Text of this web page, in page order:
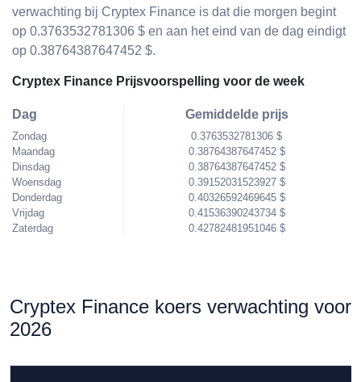
verwachting bij Cryptex Finance is dat die morgen begint
op 0.3763532781306 $ en aan het eind van de dag eindigt
op 0.38764387647452 $.
Cryptex Finance Prijsvoorspelling voor de week
Dag
Zondag
Maandag
Dinsdag
Woensdag
Donderdag
Vrijdag
Zaterdag
Gemiddelde prijs
0.3763532781306 $
0.38764387647452 $
0.38764387647452 $
0.39152031523927 $
0.40326592469645 $
0.41536390243734 $
0.42782481951046 $
Cryptex Finance koers verwachting voor
2026